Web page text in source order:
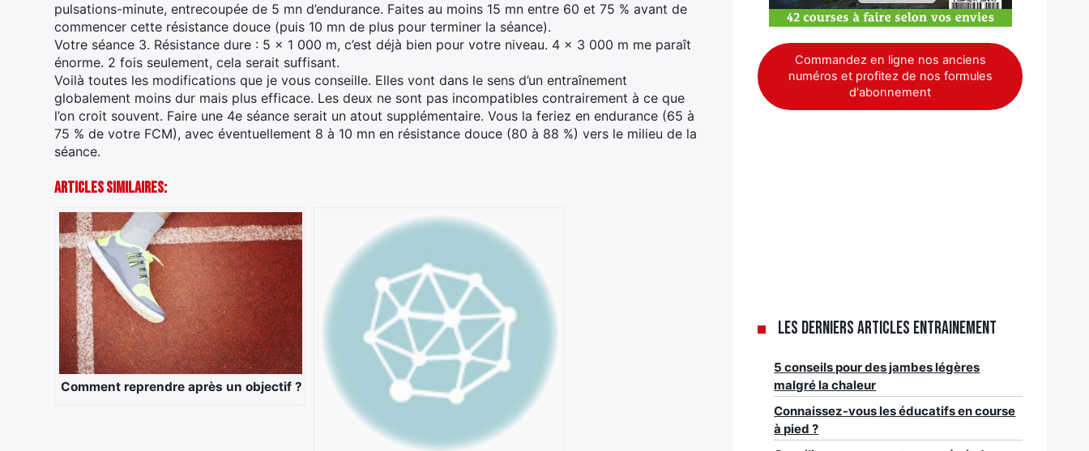
pulsations-minute, entrecoupée de 5 mn d’endurance. Faites au moins 15 mn entre 60 et 75 % avant de
commencer cette résistance douce (puis 10 mn de plus pour terminer la séance).
Votre séance 3. Résistance dure : 5 x 1 000 m, c’est déjà bien pour votre niveau. 4 x 3 000 m me paraît
énorme. 2 fois seulement, cela serait suffisant.
Voilà toutes les modifications que je vous conseille. Elles vont dans le sens d’un entraînement
globalement moins dur mais plus efficace. Les deux ne sont pas incompatibles contrairement à ce que
l’on croit souvent. Faire une 4e séance serait un atout supplémentaire. Vous la feriez en endurance (65 à
75 % de votre FCM), avec éventuellement 8 à 10 mn en résistance douce (80 à 88 %) vers le milieu de la
séance.
Articles Similaires:
Comment reprendre après un objectif ?
Commandez en ligne nos anciens
numéros et profitez de nos formules
d'abonnement
Les derniers articles Entrainement
5 conseils pour des jambes légères
malgré la chaleur
Connaissez-vous les éducatifs en course
à pied ?